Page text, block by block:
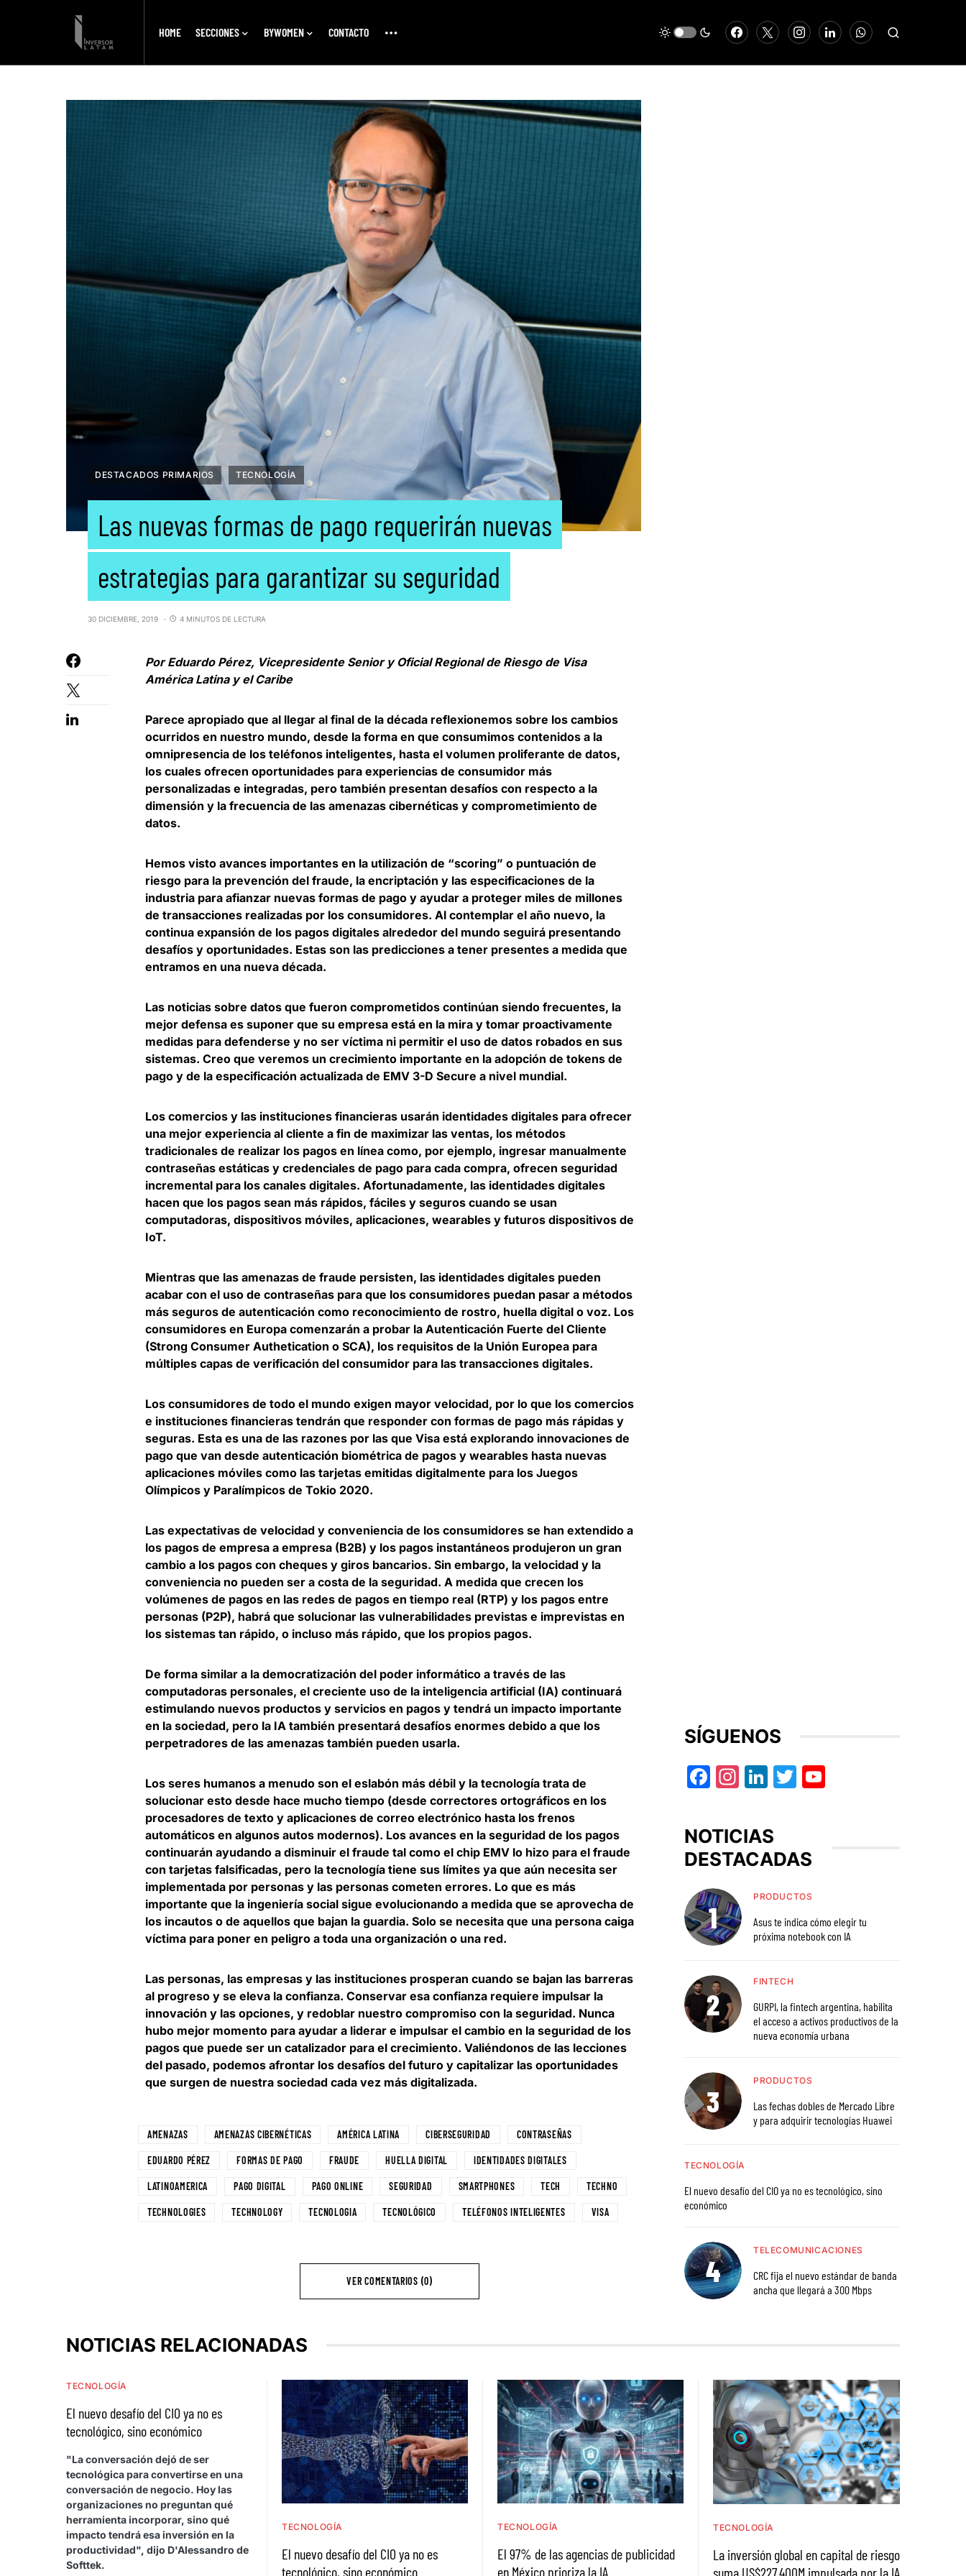
HOME SECCIONES BYWOMEN CONTACTO
DESTACADOS PRIMARIOS TECNOLOGÍA
Las nuevas formas de pago requerirán nuevas
estrategias para garantizar su seguridad
30 DICIEMBRE, 2019 4 MINUTOS DE LECTURA
Por Eduardo Pérez, Vicepresidente Senior y Oficial Regional de Riesgo de Visa
América Latina y el Caribe
Parece apropiado que al llegar al final de la década reflexionemos sobre los cambios
ocurridos en nuestro mundo, desde la forma en que consumimos contenidos a la
omnipresencia de los teléfonos inteligentes, hasta el volumen proliferante de datos,
los cuales ofrecen oportunidades para experiencias de consumidor más
personalizadas e integradas, pero también presentan desafíos con respecto a la
dimensión y la frecuencia de las amenazas cibernéticas y comprometimiento de
datos.
Hemos visto avances importantes en la utilización de “scoring” o puntuación de
riesgo para la prevención del fraude, la encriptación y las especificaciones de la
industria para afianzar nuevas formas de pago y ayudar a proteger miles de millones
de transacciones realizadas por los consumidores. Al contemplar el año nuevo, la
continua expansión de los pagos digitales alrededor del mundo seguirá presentando
desafíos y oportunidades. Estas son las predicciones a tener presentes a medida que
entramos en una nueva década.
Las noticias sobre datos que fueron comprometidos continúan siendo frecuentes, la
mejor defensa es suponer que su empresa está en la mira y tomar proactivamente
medidas para defenderse y no ser víctima ni permitir el uso de datos robados en sus
sistemas. Creo que veremos un crecimiento importante en la adopción de tokens de
pago y de la especificación actualizada de EMV 3-D Secure a nivel mundial.
Los comercios y las instituciones financieras usarán identidades digitales para ofrecer
una mejor experiencia al cliente a fin de maximizar las ventas, los métodos
tradicionales de realizar los pagos en línea como, por ejemplo, ingresar manualmente
contraseñas estáticas y credenciales de pago para cada compra, ofrecen seguridad
incremental para los canales digitales. Afortunadamente, las identidades digitales
hacen que los pagos sean más rápidos, fáciles y seguros cuando se usan
computadoras, dispositivos móviles, aplicaciones, wearables y futuros dispositivos de
IoT.
Mientras que las amenazas de fraude persisten, las identidades digitales pueden
acabar con el uso de contraseñas para que los consumidores puedan pasar a métodos
más seguros de autenticación como reconocimiento de rostro, huella digital o voz. Los
consumidores en Europa comenzarán a probar la Autenticación Fuerte del Cliente
(Strong Consumer Authetication o SCA), los requisitos de la Unión Europea para
múltiples capas de verificación del consumidor para las transacciones digitales.
Los consumidores de todo el mundo exigen mayor velocidad, por lo que los comercios
e instituciones financieras tendrán que responder con formas de pago más rápidas y
seguras. Esta es una de las razones por las que Visa está explorando innovaciones de
pago que van desde autenticación biométrica de pagos y wearables hasta nuevas
aplicaciones móviles como las tarjetas emitidas digitalmente para los Juegos
Olímpicos y Paralímpicos de Tokio 2020.
Las expectativas de velocidad y conveniencia de los consumidores se han extendido a
los pagos de empresa a empresa (B2B) y los pagos instantáneos produjeron un gran
cambio a los pagos con cheques y giros bancarios. Sin embargo, la velocidad y la
conveniencia no pueden ser a costa de la seguridad. A medida que crecen los
volúmenes de pagos en las redes de pagos en tiempo real (RTP) y los pagos entre
personas (P2P), habrá que solucionar las vulnerabilidades previstas e imprevistas en
los sistemas tan rápido, o incluso más rápido, que los propios pagos.
De forma similar a la democratización del poder informático a través de las
computadoras personales, el creciente uso de la inteligencia artificial (IA) continuará
estimulando nuevos productos y servicios en pagos y tendrá un impacto importante
en la sociedad, pero la IA también presentará desafíos enormes debido a que los
perpetradores de las amenazas también pueden usarla.
Los seres humanos a menudo son el eslabón más débil y la tecnología trata de
solucionar esto desde hace mucho tiempo (desde correctores ortográficos en los
procesadores de texto y aplicaciones de correo electrónico hasta los frenos
automáticos en algunos autos modernos). Los avances en la seguridad de los pagos
continuarán ayudando a disminuir el fraude tal como el chip EMV lo hizo para el fraude
con tarjetas falsificadas, pero la tecnología tiene sus límites ya que aún necesita ser
implementada por personas y las personas cometen errores. Lo que es más
importante que la ingeniería social sigue evolucionando a medida que se aprovecha de
los incautos o de aquellos que bajan la guardia. Solo se necesita que una persona caiga
víctima para poner en peligro a toda una organización o una red.
Las personas, las empresas y las instituciones prosperan cuando se bajan las barreras
al progreso y se eleva la confianza. Conservar esa confianza requiere impulsar la
innovación y las opciones, y redoblar nuestro compromiso con la seguridad. Nunca
hubo mejor momento para ayudar a liderar e impulsar el cambio en la seguridad de los
pagos que puede ser un catalizador para el crecimiento. Valiéndonos de las lecciones
del pasado, podemos afrontar los desafíos del futuro y capitalizar las oportunidades
que surgen de nuestra sociedad cada vez más digitalizada.
AMENAZAS AMENAZAS CIBERNÉTICAS AMÉRICA LATINA CIBERSEGURIDAD CONTRASEÑAS
EDUARDO PÉREZ FORMAS DE PAGO FRAUDE HUELLA DIGITAL IDENTIDADES DIGITALES
LATINOAMERICA PAGO DIGITAL PAGO ONLINE SEGURIDAD SMARTPHONES TECH TECHNO
TECHNOLOGIES TECHNOLOGY TECNOLOGIA TECNOLÓGICO TELÉFONOS INTELIGENTES VISA
VER COMENTARIOS (0)
SÍGUENOS
Facebook
Instagram
LinkedIn
Twitter
NOTICIAS
DESTACADAS
PRODUCTOS
Asus te indica cómo elegir tu
próxima notebook con IA
FINTECH
GURPI, la fintech argentina, habilita
el acceso a activos productivos de la
nueva economía urbana
PRODUCTOS
Las fechas dobles de Mercado Libre
y para adquirir tecnologías Huawei
TECNOLOGÍA
El nuevo desafío del CIO ya no es tecnológico, sino
económico
TELECOMUNICACIONES
CRC fija el nuevo estándar de banda
ancha que llegará a 300 Mbps
NOTICIAS RELACIONADAS
TECNOLOGÍA
El nuevo desafío del CIO ya no es
tecnológico, sino económico
"La conversación dejó de ser
tecnológica para convertirse en una
conversación de negocio. Hoy las
organizaciones no preguntan qué
herramienta incorporar, sino qué
impacto tendrá esa inversión en la
productividad", dijo D'Alessandro de
Softtek.
TECNOLOGÍA
El nuevo desafío del CIO ya no es
tecnológico, sino económico
TECNOLOGÍA
El 97% de las agencias de publicidad
en México prioriza la IA
TECNOLOGÍA
La inversión global en capital de riesgo